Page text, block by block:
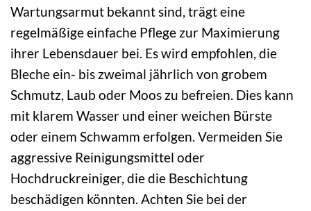
Wartungsarmut bekannt sind, trägt eine
regelmäßige einfache Pflege zur Maximierung
ihrer Lebensdauer bei. Es wird empfohlen, die
Bleche ein- bis zweimal jährlich von grobem
Schmutz, Laub oder Moos zu befreien. Dies kann
mit klarem Wasser und einer weichen Bürste
oder einem Schwamm erfolgen. Vermeiden Sie
aggressive Reinigungsmittel oder
Hochdruckreiniger, die die Beschichtung
beschädigen könnten. Achten Sie bei der